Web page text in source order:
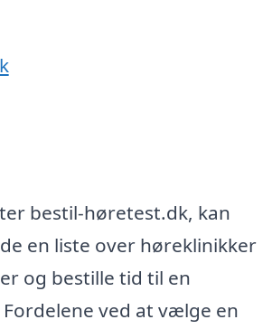
bestil-høretest.dk, kan
en liste over høreklinikker
og bestille tid til en
ved at vælge en